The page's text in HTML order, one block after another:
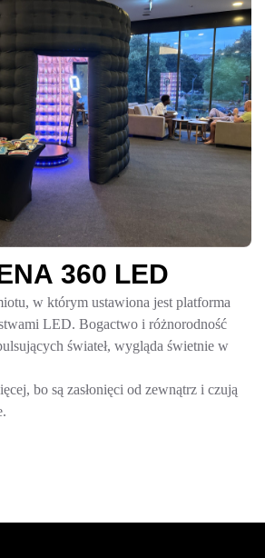
NA 360 LED
w którym ustawiona jest platforma
LED. Bogactwo i różnorodność
świateł, wygląda świetnie w
bo są zasłonięci od zewnątrz i czują